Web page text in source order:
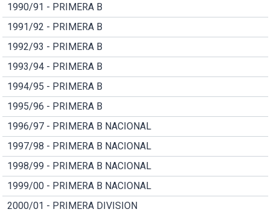
1990/91 - PRIMERA B
1991/92 - PRIMERA B
1992/93 - PRIMERA B
1993/94 - PRIMERA B
1994/95 - PRIMERA B
1995/96 - PRIMERA B
1996/97 - PRIMERA B NACIONAL
1997/98 - PRIMERA B NACIONAL
1998/99 - PRIMERA B NACIONAL
1999/00 - PRIMERA B NACIONAL
2000/01 - PRIMERA DIVISION